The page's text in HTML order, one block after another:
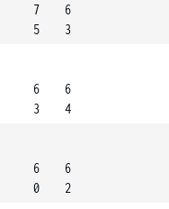
7
5
6
3
6
3
6
4
6
0
6
2